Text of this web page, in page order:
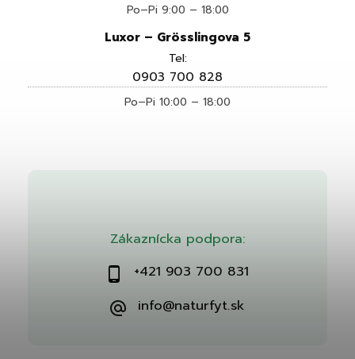
Zákaznícka podpora:
+421 903 700 831
info@naturfyt.sk
Po–Pi 9:00 – 18:00
Luxor – Grösslingova 5
Tel:
0903 700 828
Po–Pi 10:00 – 18:00